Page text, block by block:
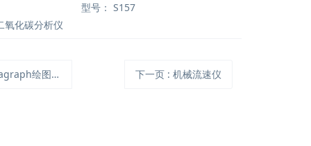
型号： S157
化碳分析仪
绘图统计软件 下一页 : 机械流速仪